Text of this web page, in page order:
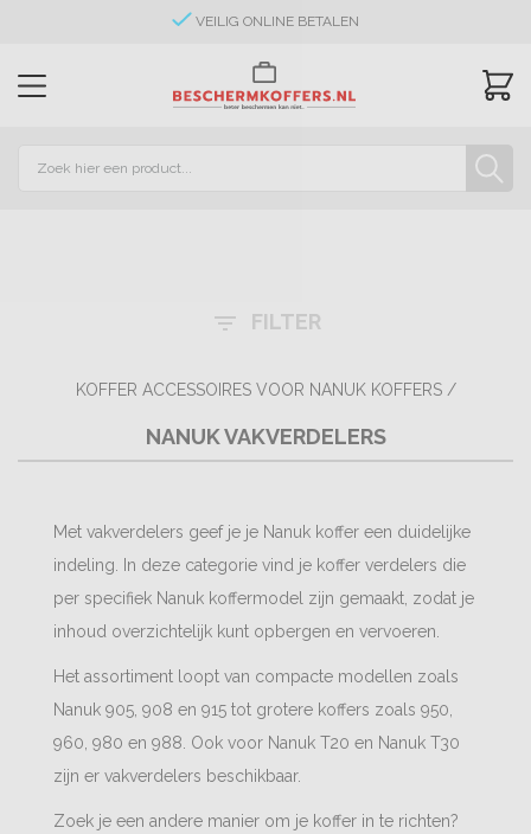
VEILIG ONLINE BETALEN
filter_list FILTER
KOFFER ACCESSOIRES VOOR NANUK KOFFERS/
NANUK VAKVERDELERS
Met vakverdelers geef je je Nanuk koffer een duidelijke
indeling. In deze categorie vind je koffer verdelers die
per specifiek Nanuk koffermodel zijn gemaakt, zodat je
inhoud overzichtelijk kunt opbergen en vervoeren.
Het assortiment loopt van compacte modellen zoals
Nanuk 905, 908 en 915 tot grotere koffers zoals 950,
960, 980 en 988. Ook voor Nanuk T20 en Nanuk T30
zijn er vakverdelers beschikbaar.
Zoek je een andere manier om je koffer in te richten?